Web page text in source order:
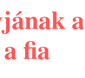
a
fia